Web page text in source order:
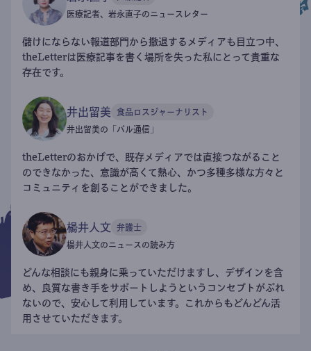
医療記者、岩永直子のニュースレター
儲けにならない報道部門から撤退するメディアも目立つ中、
theLetterは医療記事を書く場所を失った私にとって貴重な
存在です。
井出留美 食品ロスジャーナリスト
井出留美の「パル通信」
theLetterのおかげで、既存メディアでは直接つながること
のできなかった、意識が高くて熱心、かつ多種多様な方々と
コミュニティを創ることができました。
楊井人文 弁護士
楊井人文のニュースの読み方
どんな相談にも親身に乗っていただけますし、デザインを含
め、良質な書き手をサポートしようというコンセプトがぶれ
ないので、安心して利用しています。これからもどんどん活
用させていただきます。